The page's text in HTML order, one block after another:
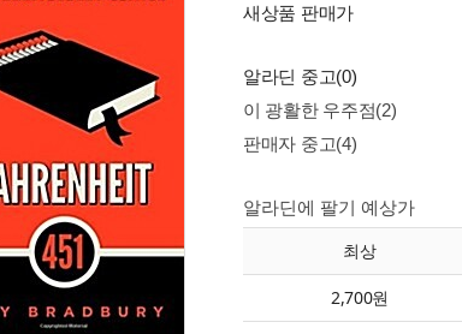
새상품 판매가
알라딘 중고(0)
이 광활한 우주점(2)
판매자 중고(4)
알라딘에 팔기 예상가
최상
2,700원